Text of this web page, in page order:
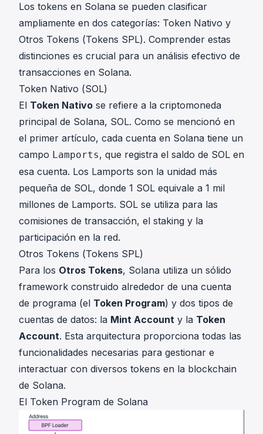
Los tokens en Solana se pueden clasificar
ampliamente en dos categorías: Token Nativo y
Otros Tokens (Tokens SPL). Comprender estas
distinciones es crucial para un análisis efectivo de
transacciones en Solana.
Token Nativo (SOL)
El Token Nativo se refiere a la criptomoneda
principal de Solana, SOL. Como se mencionó en
el primer artículo, cada cuenta en Solana tiene un
campo Lamports, que registra el saldo de SOL en
esa cuenta. Los Lamports son la unidad más
pequeña de SOL, donde 1 SOL equivale a 1 mil
millones de Lamports. SOL se utiliza para las
comisiones de transacción, el staking y la
participación en la red.
Otros Tokens (Tokens SPL)
Para los Otros Tokens, Solana utiliza un sólido
framework construido alrededor de una cuenta
de programa (el Token Program) y dos tipos de
cuentas de datos: la Mint Account y la Token
Account. Esta arquitectura proporciona todas las
funcionalidades necesarias para gestionar e
interactuar con diversos tokens en la blockchain
de Solana.
El Token Program de Solana